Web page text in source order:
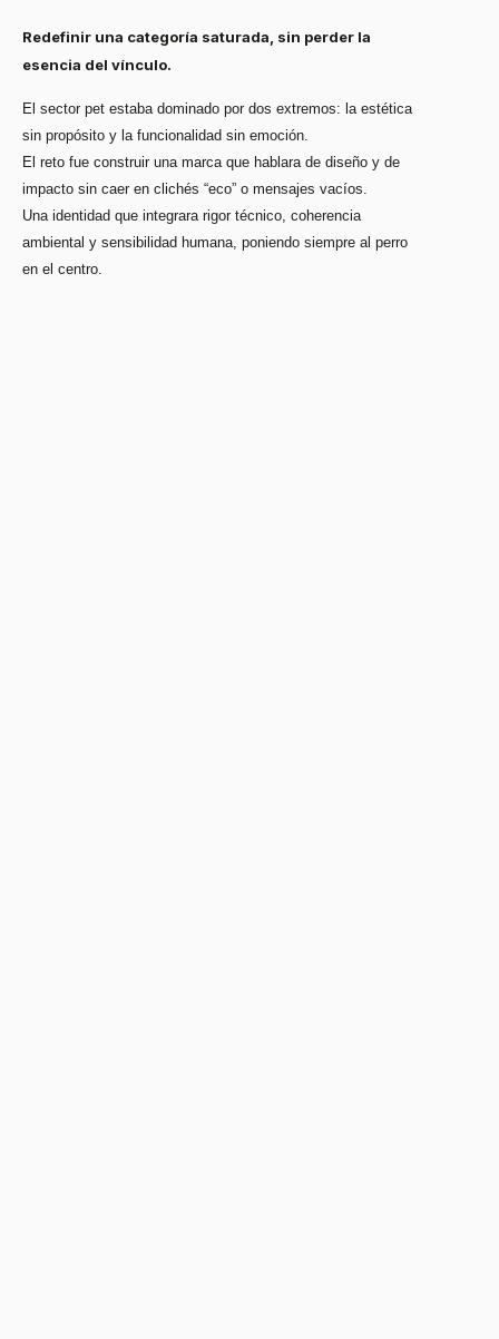
Redefinir una categoría saturada, sin perder la
esencia del vínculo.
El sector pet estaba dominado por dos extremos: la estética
sin propósito y la funcionalidad sin emoción.
El reto fue construir una marca que hablara de diseño y de
impacto sin caer en clichés “eco” o mensajes vacíos.
Una identidad que integrara rigor técnico, coherencia
ambiental y sensibilidad humana, poniendo siempre al perro
en el centro.